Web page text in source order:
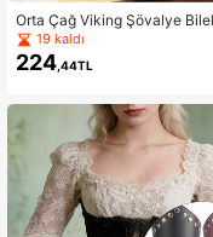
Orta Çağ Viking Şövalye
l Koruyucu Cosplay Kol Isıtıcı
klı Ayarlanabilir Bileklik
ı LARP Cadılar Bayramı
19 kaldı
224 ,44TL